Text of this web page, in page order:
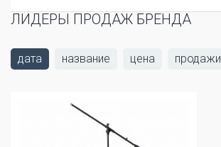
ЛИДЕРЫ ПРОДАЖ БРЕНДА
дата название цена продажи